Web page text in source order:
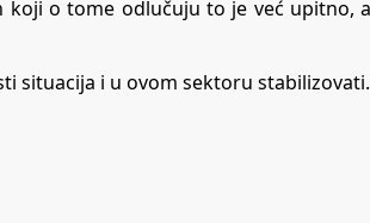
o tome odlučuju to je već upitno,
situacija i u ovom sektoru stabilizovati.